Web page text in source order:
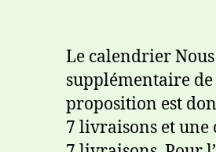
Le calendrier
supplémentaire
proposition est
7 livraisons et une